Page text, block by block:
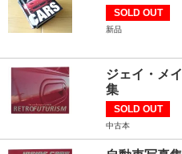
SOLD OUT
新品
ジェイ・メ
集
SOLD OUT
中古本